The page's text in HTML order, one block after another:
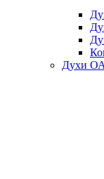
Духи